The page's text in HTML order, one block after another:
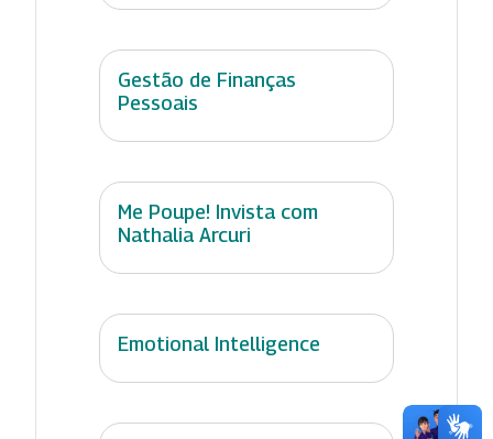
Gestão de Finanças
Pessoais
Me Poupe! Invista com
Nathalia Arcuri
Emotional Intelligence